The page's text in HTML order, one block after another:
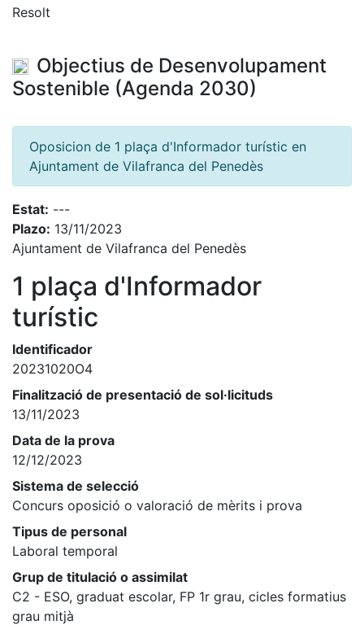
Resolt
Objectius de Desenvolupament
Sostenible (Agenda 2030)
Oposicion de 1 plaça d'Informador turístic en
Ajuntament de Vilafranca del Penedès
Estat: ---
Plazo: 13/11/2023
Ajuntament de Vilafranca del Penedès
1 plaça d'Informador
turístic
Identificador
20231020O4
Finalització de presentació de sol·licituds
13/11/2023
Data de la prova
12/12/2023
Sistema de selecció
Concurs oposició o valoració de mèrits i prova
Tipus de personal
Laboral temporal
Grup de titulació o assimilat
C2 - ESO, graduat escolar, FP 1r grau, cicles formatius
grau mitjà